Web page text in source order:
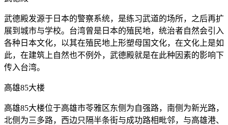
武德殿发源于日本的警察系统，是练习武道的场所，之后再扩
展到城市与学校。台湾曾是日本的殖民地，统治者自然会引入
各种日本文化，以其在殖民地上形塑母国文化，在文化上是如
此，在建筑上自然也不例外，武德殿就是在此种因素的影响下
传入台湾。
高雄85大楼
高雄85大楼位于高雄市苓雅区东侧为自强路，南侧为新光路，
北侧为三多路，西边只隔半条街与成功路相毗邻，与高雄港、